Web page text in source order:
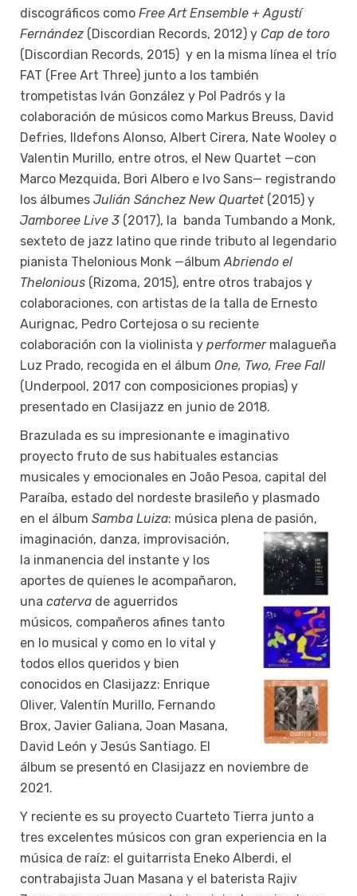
discográficos como Free Art Ensemble + Agustí
Fernández (Discordian Records, 2012) y Cap de toro
(Discordian Records, 2015) y en la misma línea el trío
FAT (Free Art Three) junto a los también
trompetistas Iván González y Pol Padrós y la
colaboración de músicos como Markus Breuss, David
Defries, Ildefons Alonso, Albert Cirera, Nate Wooley o
Valentin Murillo, entre otros, el New Quartet —con
Marco Mezquida, Bori Albero e Ivo Sans— registrando
los álbumes Julián Sánchez New Quartet(2015) y
Jamboree Live 3 (2017), la banda Tumbando a Monk,
sexteto de jazz latino que rinde tributo al legendario
pianista Thelonious Monk —álbum Abriendo el
Thelonious (Rizoma, 2015), entre otros trabajos y
colaboraciones, con artistas de la talla de Ernesto
Aurignac, Pedro Cortejosa o su reciente
colaboración con la violinista y performermalagueña
Luz Prado, recogida en el álbum One, Two, Free Fall
(Underpool, 2017 con composiciones propias) y
presentado en Clasijazz en junio de 2018.
Brazulada es su impresionante e imaginativo
proyecto fruto de sus habituales estancias
musicales y emocionales en João Pesoa, capital del
Paraíba, estado del nordeste brasileño y plasmado
en el álbum Samba Luiza: música plena de pasión,
imaginación, danza, improvisación,
la inmanencia del instante y los
aportes de quienes le acompañaron,
una caterva de aguerridos
músicos, compañeros afines tanto
en lo musical y como en lo vital y
todos ellos queridos y bien
conocidos en Clasijazz: Enrique
Oliver, Valentín Murillo, Fernando
Brox, Javier Galiana, Joan Masana,
David León y Jesús Santiago. El
álbum se presentó en Clasijazz en noviembre de
2021.
Y reciente es su proyecto Cuarteto Tierra junto a
tres excelentes músicos con gran experiencia en la
música de raíz: el guitarrista Eneko Alberdi, el
contrabajista Juan Masana y el baterista Rajiv